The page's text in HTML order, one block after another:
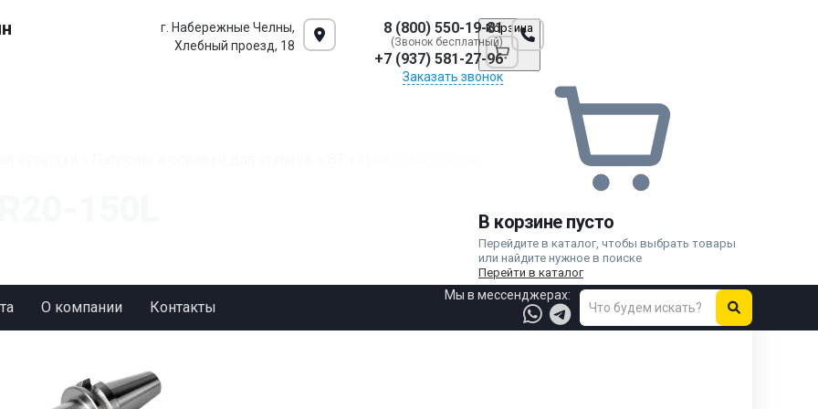
г. Набережные Челны,
Хлебный проезд, 18
8 (800) 550-19-81
(Звонок бесплатный)
+7 (937) 581-27-96
Заказать звонок
Корзина
В корзине пусто
Перейдите в каталог, чтобы выбрать товары
или найдите нужное в поиске
Перейти в каталог
О компании Контакты
Мы в мессенджерах: